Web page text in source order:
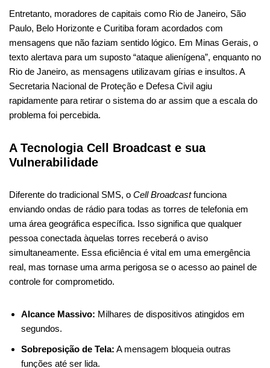
Entretanto, moradores de capitais como Rio de Janeiro, São
Paulo, Belo Horizonte e Curitiba foram acordados com
mensagens que não faziam sentido lógico. Em Minas Gerais, o
texto alertava para um suposto “ataque alienígena”, enquanto no
Rio de Janeiro, as mensagens utilizavam gírias e insultos. A
Secretaria Nacional de Proteção e Defesa Civil agiu
rapidamente para retirar o sistema do ar assim que a escala do
problema foi percebida.
A Tecnologia Cell Broadcast e sua
Vulnerabilidade
Diferente do tradicional SMS, o Cell Broadcastfunciona
enviando ondas de rádio para todas as torres de telefonia em
uma área geográfica específica. Isso significa que qualquer
pessoa conectada àquelas torres receberá o aviso
simultaneamente. Essa eficiência é vital em uma emergência
real, mas tornase uma arma perigosa se o acesso ao painel de
controle for comprometido.
Alcance Massivo: Milhares de dispositivos atingidos em
segundos.
Sobreposição de Tela: A mensagem bloqueia outras
funções até ser lida.